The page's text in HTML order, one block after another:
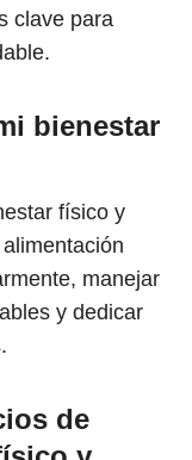
clave para
bienestar
físico y
manejar
y dedicar
de